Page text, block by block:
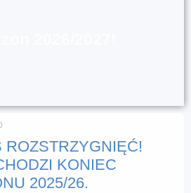
ROZSTRZYGNIĘĆ!
KONIEC
2025/26.